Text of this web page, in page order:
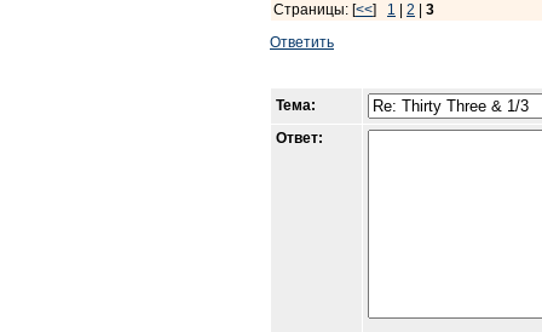
Страницы: [<<] 1 2
3
Ответить
Тема:
Ответ: